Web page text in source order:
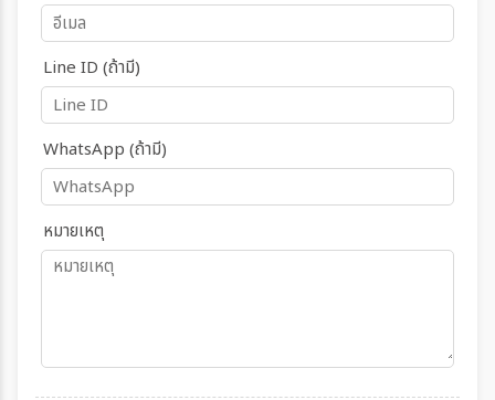
Line ID (ถ้ามี)
WhatsApp (ถ้ามี)
หมายเหตุ